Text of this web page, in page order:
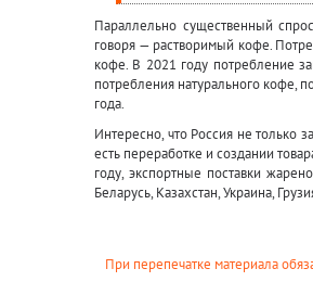
Параллельно существенный
говоря — растворимый кофе.
кофе. В 2021 году потребление
потребления натурального кофе,
года.
Интересно, что Россия не только
есть переработке и создании
году, экспортные поставки
Беларусь, Казахстан, Украина,
При перепечатке материала